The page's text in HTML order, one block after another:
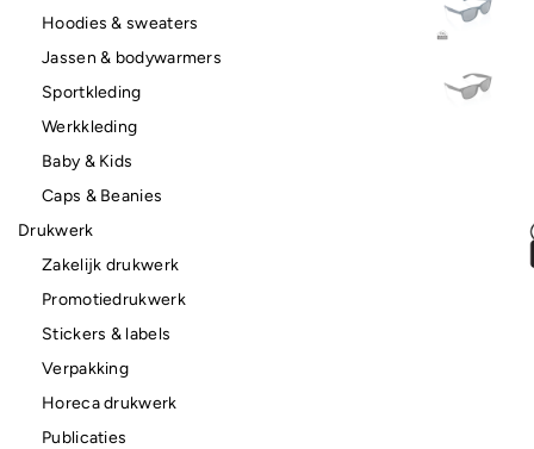
Hoodies & sweaters
Jassen & bodywarmers
Sportkleding
Werkkleding
Baby & Kids
Caps & Beanies
Drukwerk
Zakelijk drukwerk
Promotiedrukwerk
Stickers & labels
Verpakking
Horeca drukwerk
Publicaties